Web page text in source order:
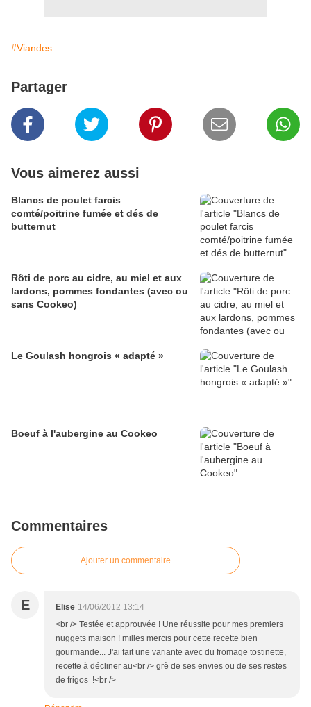
#Viandes
Partager
Vous aimerez aussi
Blancs de poulet farcis
comté/poitrine fumée et dés de
butternut
Rôti de porc au cidre, au miel et aux
lardons, pommes fondantes (avec ou
sans Cookeo)
Le Goulash hongrois « adapté »
Boeuf à l'aubergine au Cookeo
Commentaires
Ajouter un commentaire
E Elise 14/06/2012 13:14
<br /> Testée et approuvée ! Une réussite pour mes premiers
nuggets maison ! milles mercis pour cette recette bien
gourmande... J'ai fait une variante avec du fromage tostinette,
recette à décliner au<br /> grè de ses envies ou de ses restes
de frigos !<br />